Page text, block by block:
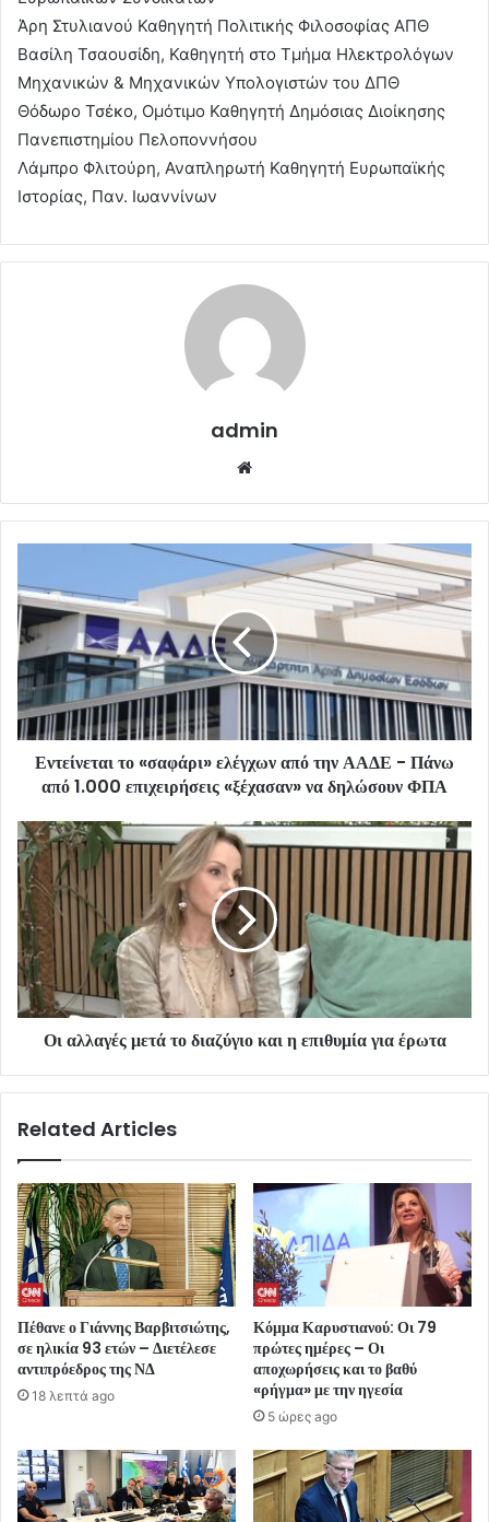
Άρη Στυλιανού Καθηγητή Πολιτικής Φιλοσοφίας ΑΠΘ
Βασίλη Τσαουσίδη, Καθηγητή στο Τμήμα Ηλεκτρολόγων
Μηχανικών & Μηχανικών Υπολογιστών του ΔΠΘ
Θόδωρο Τσέκο, Ομότιμο Καθηγητή Δημόσιας Διοίκησης
Πανεπιστημίου Πελοποννήσου
Λάμπρο Φλιτούρη, Αναπληρωτή Καθηγητή Ευρωπαϊκής
Ιστορίας, Παν. Ιωαννίνων
admin
Εντείνεται το «σαφάρι» ελέγχων από την ΑΑΔΕ - Πάνω
από 1.000 επιχειρήσεις «ξέχασαν» να δηλώσουν ΦΠΑ
Οι αλλαγές μετά το διαζύγιο και η επιθυμία για έρωτα
Related Articles
Πέθανε ο Γιάννης Βαρβιτσιώτης,
σε ηλικία 93 ετών – Διετέλεσε
αντιπρόεδρος της ΝΔ
18 λεπτά ago
Κόμμα Καρυστιανού: Οι 79
πρώτες ημέρες – Οι
αποχωρήσεις και το βαθύ
«ρήγμα» με την ηγεσία
5 ώρες ago